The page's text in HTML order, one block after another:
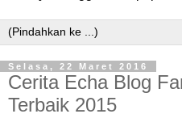
Selasa, 22 Maret 2016
Cerita Echa Blog
Terbaik 2015